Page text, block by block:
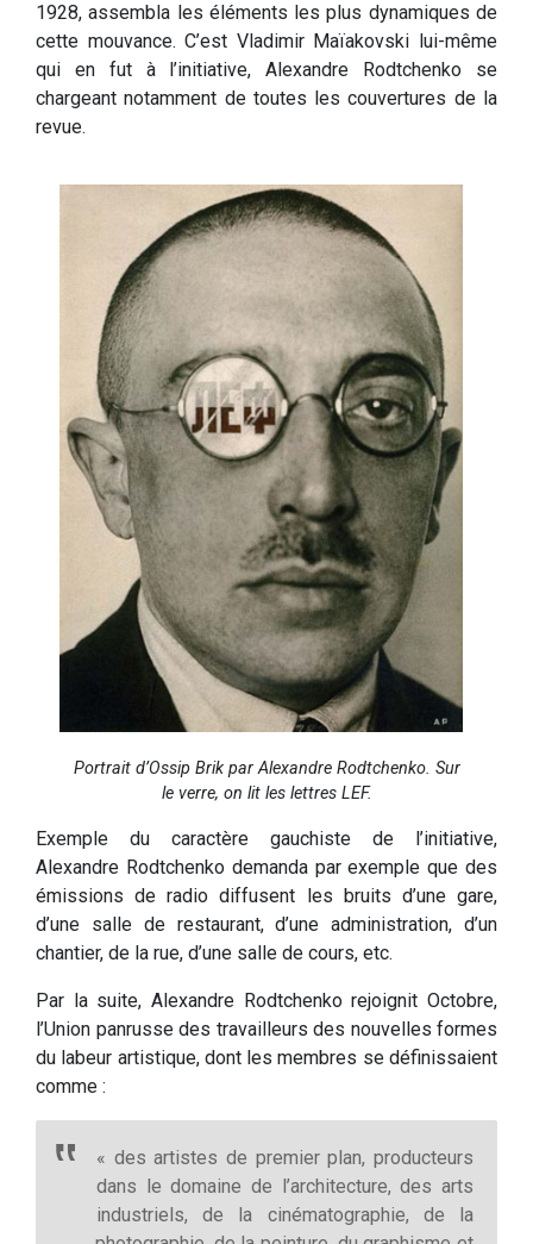
1928, assembla les éléments les plus dynamiques de
cette mouvance. C’est Vladimir Maïakovski lui-même
qui en fut à l’initiative, Alexandre Rodtchenko se
chargeant notamment de toutes les couvertures de la
revue.
Portrait d’Ossip Brik par Alexandre Rodtchenko. Sur
le verre, on lit les lettres LEF.
Exemple du caractère gauchiste de l’initiative,
Alexandre Rodtchenko demanda par exemple que des
émissions de radio diffusent les bruits d’une gare,
d’une salle de restaurant, d’une administration, d’un
chantier, de la rue, d’une salle de cours, etc.
Par la suite, Alexandre Rodtchenko rejoignit Octobre,
l’Union panrusse des travailleurs des nouvelles formes
du labeur artistique, dont les membres se définissaient
comme :
« des artistes de premier plan, producteurs
dans le domaine de l’architecture, des arts
industriels, de la cinématographie, de la